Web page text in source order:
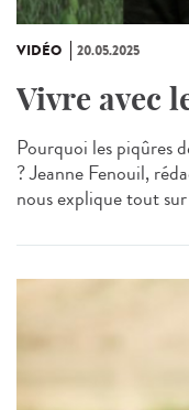
VIDÉO 20.05.2025
Vivre avec
Pourquoi les piqûres
? Jeanne Fenouil,
nous explique tout